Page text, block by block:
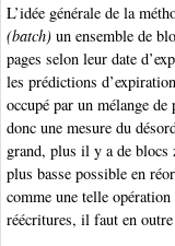
L’idée générale de la
(batch) un ensemble de
pages selon leur date
les prédictions
occupé par un mélange
donc une mesure du
grand, plus il y a de blocs
plus basse possible en
comme une telle
réécritures, il faut en outre